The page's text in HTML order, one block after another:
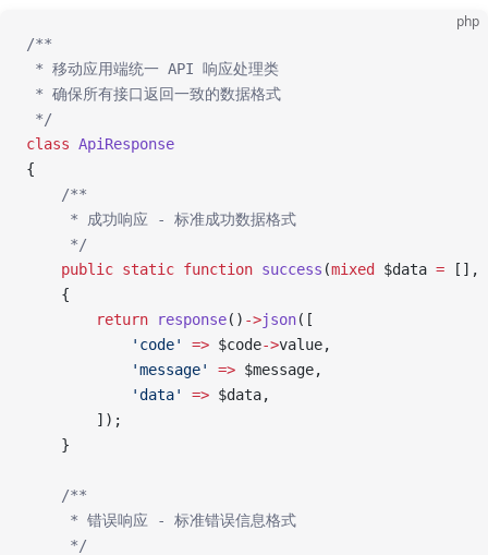
php
/**
* 移动应用端统一 API 响应处理类
* 确保所有接口返回一致的数据格式
*/
class ApiResponse
{
    /**
     * 成功响应 - 标准成功数据格式
     */
    public
static function success (mixed $data = [],
    {
        return
response() ->json([
            'code'
=> $code->value,
            'message'
=> $message,
            'data'
=> $data,
        ]);
    }
    /**
     * 错误响应 - 标准错误信息格式
     */